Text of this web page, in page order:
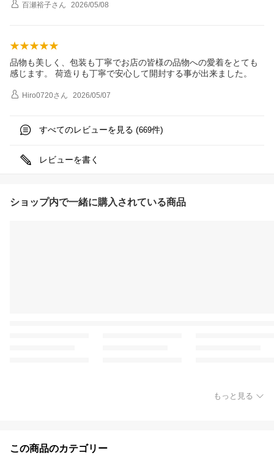
百瀬裕子さん 2026/05/08
品物も美しく、包装も丁寧でお店の皆様の品物への愛着をとても
感じます。 荷造りも丁寧で安心して開封する事が出来ました。
Hiro0720さん 2026/05/07
すべてのレビューを見る (669件)
レビューを書く
ショップ内で一緒に購入されている商品
もっと見る
この商品のカテゴリー